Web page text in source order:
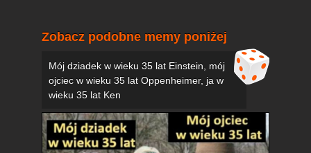
Zobacz podobne memy poniżej
Mój dziadek w wieku 35 lat Einstein, mój
ojciec w wieku 35 lat Oppenheimer, ja w
wieku 35 lat Ken